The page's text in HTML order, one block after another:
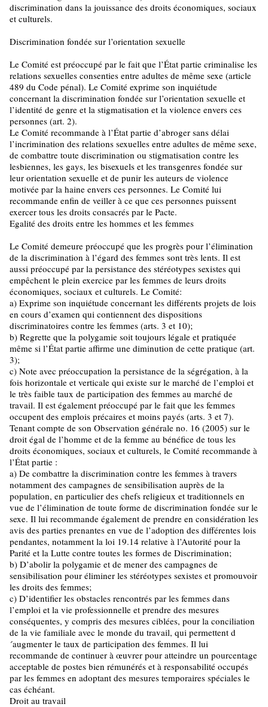
discrimination dans la jouissance des droits économiques, sociaux
et culturels.
Discrimination fondée sur l’orientation sexuelle
Le Comité est préoccupé par le fait que l’État partie criminalise les
relations sexuelles consenties entre adultes de même sexe (article
489 du Code pénal). Le Comité exprime son inquiétude
concernant la discrimination fondée sur l’orientation sexuelle et
l’identité de genre et la stigmatisation et la violence envers ces
personnes (art. 2).
Le Comité recommande à l’État partie d’abroger sans délai
l’incrimination des relations sexuelles entre adultes de même sexe,
de combattre toute discrimination ou stigmatisation contre les
lesbiennes, les gays, les bisexuels et les transgenres fondée sur
leur orientation sexuelle et de punir les auteurs de violence
motivée par la haine envers ces personnes. Le Comité lui
recommande enfin de veiller à ce que ces personnes puissent
exercer tous les droits consacrés par le Pacte.
Egalité des droits entre les hommes et les femmes
Le Comité demeure préoccupé que les progrès pour l’élimination
de la discrimination à l’égard des femmes sont très lents. Il est
aussi préoccupé par la persistance des stéréotypes sexistes qui
empêchent le plein exercice par les femmes de leurs droits
économiques, sociaux et culturels. Le Comité:
a) Exprime son inquiétude concernant les différents projets de lois
en cours d’examen qui contiennent des dispositions
discriminatoires contre les femmes (arts. 3 et 10);
b) Regrette que la polygamie soit toujours légale et pratiquée
même si l’État partie affirme une diminution de cette pratique (art.
3);
c) Note avec préoccupation la persistance de la ségrégation, à la
fois horizontale et verticale qui existe sur le marché de l’emploi et
le très faible taux de participation des femmes au marché de
travail. Il est également préoccupé par le fait que les femmes
occupent des emplois précaires et moins payés (arts. 3 et 7).
Tenant compte de son Observation générale no. 16 (2005) sur le
droit égal de l’homme et de la femme au bénéfice de tous les
droits économiques, sociaux et culturels, le Comité recommande à
l’État partie :
a) De combattre la discrimination contre les femmes à travers
notamment des campagnes de sensibilisation auprès de la
population, en particulier des chefs religieux et traditionnels en
vue de l’élimination de toute forme de discrimination fondée sur le
sexe. Il lui recommande également de prendre en considération les
avis des parties prenantes en vue de l’adoption des différentes lois
pendantes, notamment la loi 19.14 relative à l’Autorité pour la
Parité et la Lutte contre toutes les formes de Discrimination;
b) D’abolir la polygamie et de mener des campagnes de
sensibilisation pour éliminer les stéréotypes sexistes et promouvoir
les droits des femmes;
c) D’identifier les obstacles rencontrés par les femmes dans
l’emploi et la vie professionnelle et prendre des mesures
conséquentes, y compris des mesures ciblées, pour la conciliation
de la vie familiale avec le monde du travail, qui permettent d
´augmenter le taux de participation des femmes. Il lui
recommande de continuer à œuvrer pour atteindre un pourcentage
acceptable de postes bien rémunérés et à responsabilité occupés
par les femmes en adoptant des mesures temporaires spéciales le
cas échéant.
Droit au travail